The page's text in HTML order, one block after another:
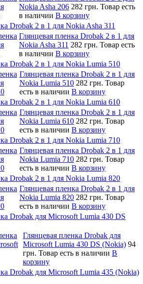
Nokia Asha 206 282 грн. Товар есть
в наличии В корзину
Drobak 2 в 1 для Nokia Asha 311
Глянцевая пленка Drobak 2 в 1 для
Nokia Asha 311 282 грн. Товар есть
в наличии В корзину
Drobak 2 в 1 для Nokia Lumia 510
Глянцевая пленка Drobak 2 в 1 для
Nokia Lumia 510 282 грн. Товар
есть в наличии В корзину
Drobak 2 в 1 для Nokia Lumia 610
Глянцевая пленка Drobak 2 в 1 для
Nokia Lumia 610 282 грн. Товар
есть в наличии В корзину
Drobak 2 в 1 для Nokia Lumia 710
Глянцевая пленка Drobak 2 в 1 для
Nokia Lumia 710 282 грн. Товар
есть в наличии В корзину
Drobak 2 в 1 для Nokia Lumia 820
Глянцевая пленка Drobak 2 в 1 для
Nokia Lumia 820 282 грн. Товар
есть в наличии В корзину
Drobak для Microsoft Lumia 430 DS
Глянцевая пленка Drobak для
Microsoft Lumia 430 DS (Nokia) 94
грн. Товар есть в наличии В
корзину
Drobak для Microsoft Lumia 435 (Nokia)